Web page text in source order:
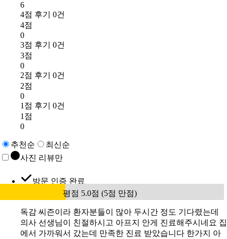
6
4점 후기 0건
4점
0
3점 후기 0건
3점
0
2점 후기 0건
2점
0
1점 후기 0건
1점
0
추천순
최신순
사진 리뷰만
방문 인증 완료
평점 5.0점 (5점 만점)
독감 씨즌이라 환자분들이 많아 두시간 정도 기다렸는데
의사 선생님이 친절하시고 아프지 안게 진료해주시네요 집
에서 가까워서 갔는데 만족한 진료 받았습니다 한가지 아